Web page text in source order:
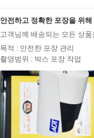
안전하고 정확한 포장을 위
고객님께 배송되는 모든 상
목적 : 안전한 포장 관리
촬영범위 : 박스 포장 작업